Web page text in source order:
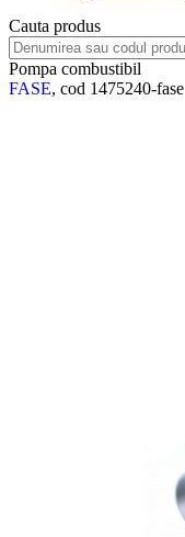
Cauta produs
Pompa combustibil
FASE, cod 1475240-fase